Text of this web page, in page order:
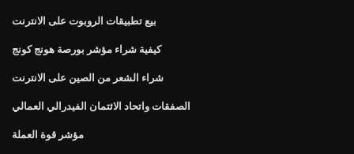
بيع تطبيقات الروبوت على الانترنت
كيفية شراء مؤشر بورصة هونج كونج
شراء الشعر من الصين على الانترنت
الصفقات واتحاد الائتمان الفيدرالي العمالي
مؤشر قوة العملة